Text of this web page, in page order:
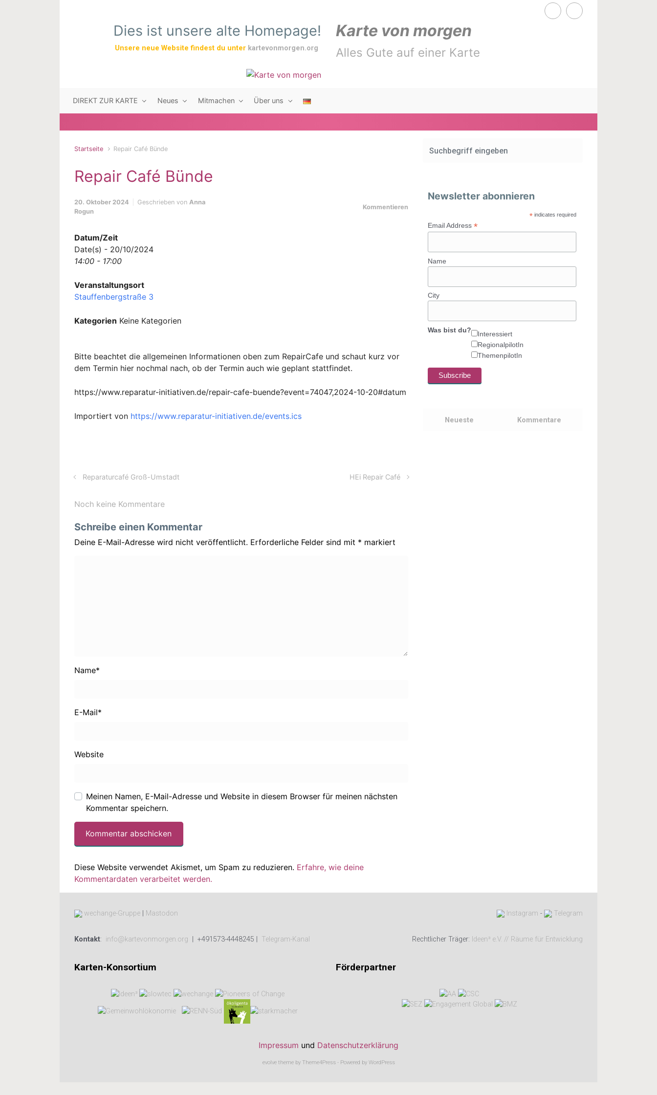
Dies ist unsere alte Homepage!
Unsere neue Website findest du unter kartevonmorgen.org
Karte von morgen
Alles Gute auf einer Karte
DIREKT ZUR KARTE Neues Mitmachen Über uns
Startseite Repair Café Bünde
Repair Café Bünde
20. Oktober 2024 Geschrieben von Anna
Rogun
Kommentieren
Datum/Zeit
Date(s) - 20/10/2024
14:00 - 17:00
Veranstaltungsort
Stauffenbergstraße 3
Kategorien Keine Kategorien
Bitte beachtet die allgemeinen Informationen oben zum RepairCafe und schaut kurz vor
dem Termin hier nochmal nach, ob der Termin auch wie geplant stattfindet.
https://www.reparatur-initiativen.de/repair-cafe-buende?event=74047,2024-10-20#datum
Importiert von https://www.reparatur-initiativen.de/events.ics
Reparaturcafé Groß-Umstadt HEi Repair Café
Noch keine Kommentare
Schreibe einen Kommentar
Deine E-Mail-Adresse wird nicht veröffentlicht. Erforderliche Felder sind mit * markiert
Name*
E-Mail*
Website
Meinen Namen, E-Mail-Adresse und Website in diesem Browser für meinen nächsten
Kommentar speichern.
Diese Website verwendet Akismet, um Spam zu reduzieren. Erfahre, wie deine
Kommentardaten verarbeitet werden.
Newsletter abonnieren
* indicates required
Email Address*
Name
City
Was bist du?
Interessiert
RegionalpilotIn
ThemenpilotIn
Neueste Kommentare
wechange-Gruppe Mastodon
Kontakt: info@kartevonmorgen.org | +491573-4448245 | Telegram-Kanal
Karten-Konsortium
Instagram - Telegram
Rechtlicher Träger: Ideen³ e.V. // Räume für Entwicklung
Förderpartner
Impressum und Datenschutzerklärung
evolvetheme by Theme4Press - Powered by WordPress